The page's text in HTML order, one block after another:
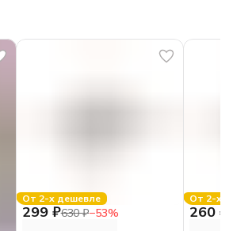
От 2-х дешевле
299 ₽630 ₽−53%
От 2-х
260 ₽